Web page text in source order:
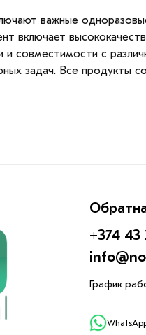
важные
включает
и совместимости с
задач. Все продукты
+374
График